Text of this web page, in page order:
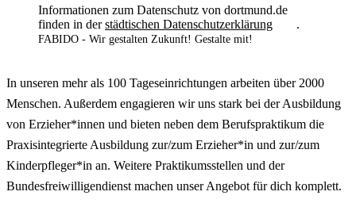
Informationen zum Datenschutz von dortmund.de
finden in derstädtischen Datenschutzerklärung .
FABIDO - Wir gestalten Zukunft! Gestalte mit!
In unseren mehr als 100 Tageseinrichtungen arbeiten über 2000
Menschen. Außerdem engagieren wir uns stark bei der Ausbildung
von Erzieher*innen und bieten neben dem Berufspraktikum die
Praxisintegrierte Ausbildung zur/zum Erzieher*in und zur/zum
Kinderpfleger*in an. Weitere Praktikumsstellen und der
Bundesfreiwilligendienst machen unser Angebot für dich komplett.